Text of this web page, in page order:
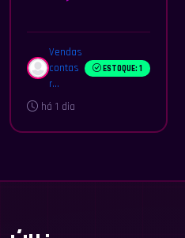
Vendas
contas
r...
ESTOQUE: 1
há 1 dia